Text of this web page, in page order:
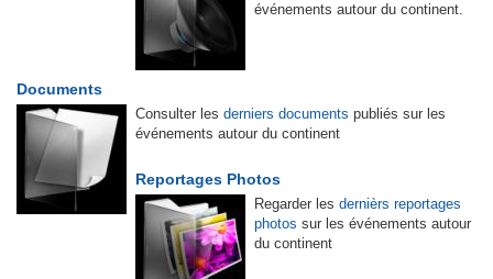
événements autour du continent.
Documents
Consulter les derniers documents publiés sur les
événements autour du continent
Reportages Photos
Regarder les dernièrs reportages
photos sur les événements autour
du continent